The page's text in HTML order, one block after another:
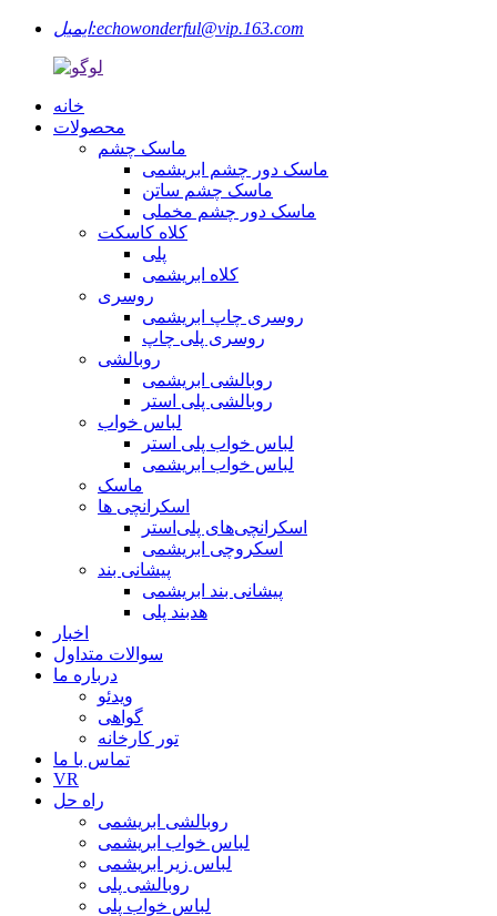
ایمیل:echowonderful@vip.163.com
خانه
محصولات
ماسک چشم
ماسک دور چشم ابریشمی
ماسک چشم ساتن
ماسک دور چشم مخملی
کلاه کاسکت
پلی
کلاه ابریشمی
روسری
روسری چاپ ابریشمی
روسری پلی چاپ
روبالشی
روبالشی ابریشمی
روبالشی پلی استر
لباس خواب
لباس خواب پلی استر
لباس خواب ابریشمی
ماسک
اسکرانچی ها
اسکرانچی‌های پلی‌استر
اسکروچی ابریشمی
پیشانی بند
پیشانی بند ابریشمی
هدبند پلی
اخبار
سوالات متداول
درباره ما
ویدئو
گواهی
تور کارخانه
تماس با ما
VR
راه حل
روبالشی ابریشمی
لباس خواب ابریشمی
لباس زیر ابریشمی
روبالشی پلی
لباس خواب پلی